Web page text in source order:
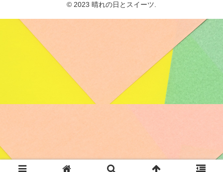
© 2023 晴れの日とスイーツ.